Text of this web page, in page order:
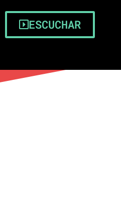
ESCUCHAR